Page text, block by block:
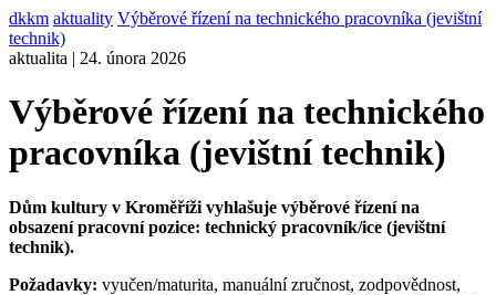
dkkm aktuality Výběrové řízení na technického pracovníka (jevištní
technik)
aktualita | 24. února 2026
Výběrové řízení na technického
pracovníka (jevištní technik)
Dům kultury v Kroměříži vyhlašuje výběrové řízení na
obsazení pracovní pozice: technický pracovník/ice (jevištní
technik).
Požadavky: vyučen/maturita, manuální zručnost, zodpovědnost,